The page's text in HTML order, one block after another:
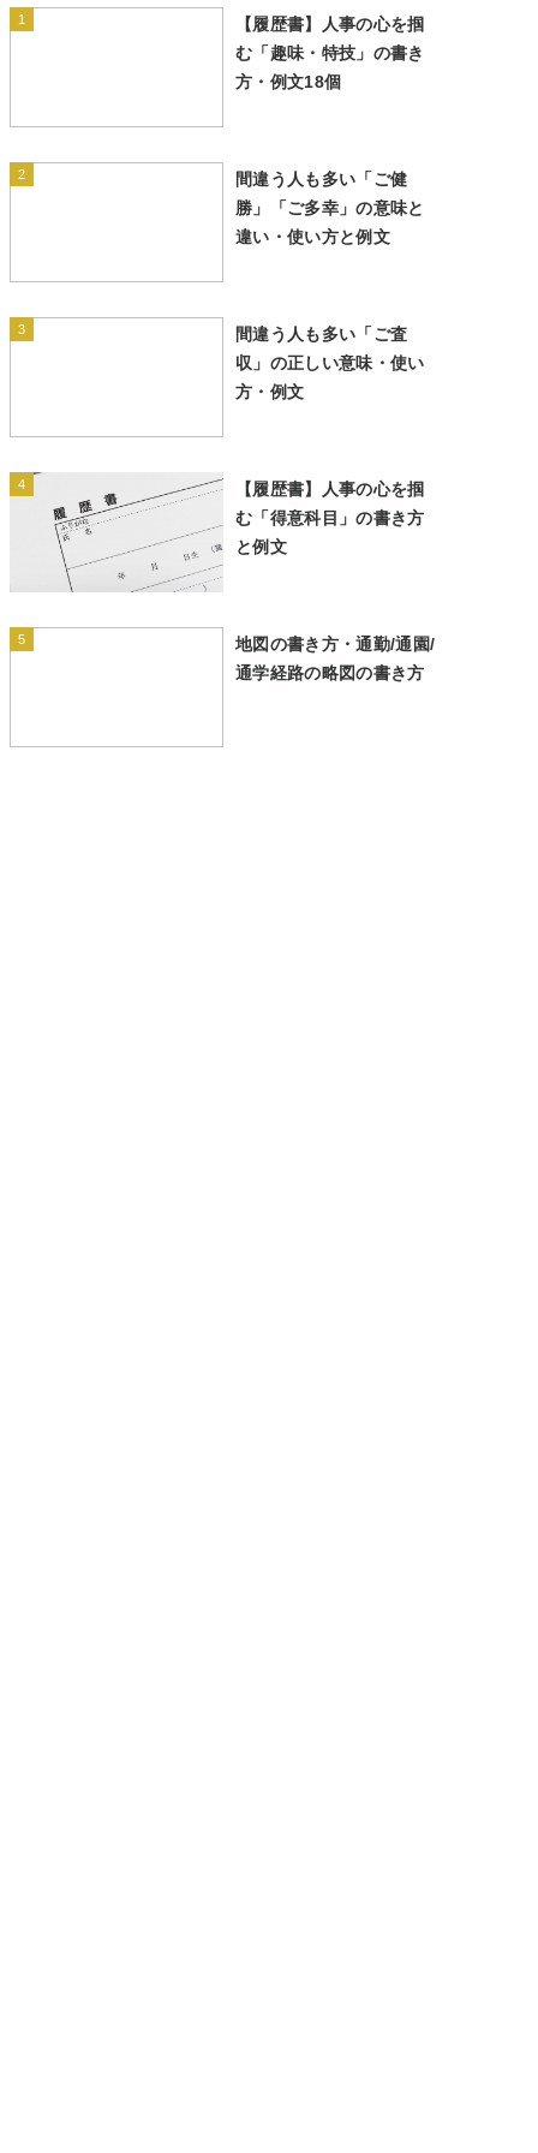
1
【履歴書】人事の心を掴
む「趣味・特技」の書き
方・例文18個
2
間違う人も多い「ご健
勝」「ご多幸」の意味と
違い・使い方と例文
3
間違う人も多い「ご査
収」の正しい意味・使い
方・例文
4
【履歴書】人事の心を掴
む「得意科目」の書き方
と例文
5
地図の書き方・通勤/通園/
通学経路の略図の書き方